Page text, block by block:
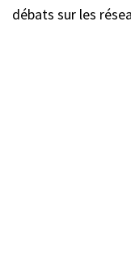
débats sur les